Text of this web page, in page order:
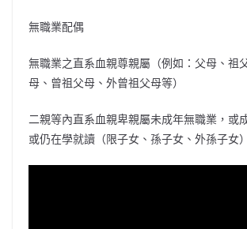
無職業配偶
無職業之直系血親尊親屬（例如：父母、祖
母、曾祖父母、外曾祖父母等）
二親等內直系血親卑親屬未成年無職業，或
或仍在學就讀（限子女、孫子女、外孫子女）